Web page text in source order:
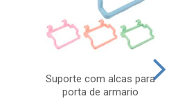
Suporte com alcas para
porta de armario